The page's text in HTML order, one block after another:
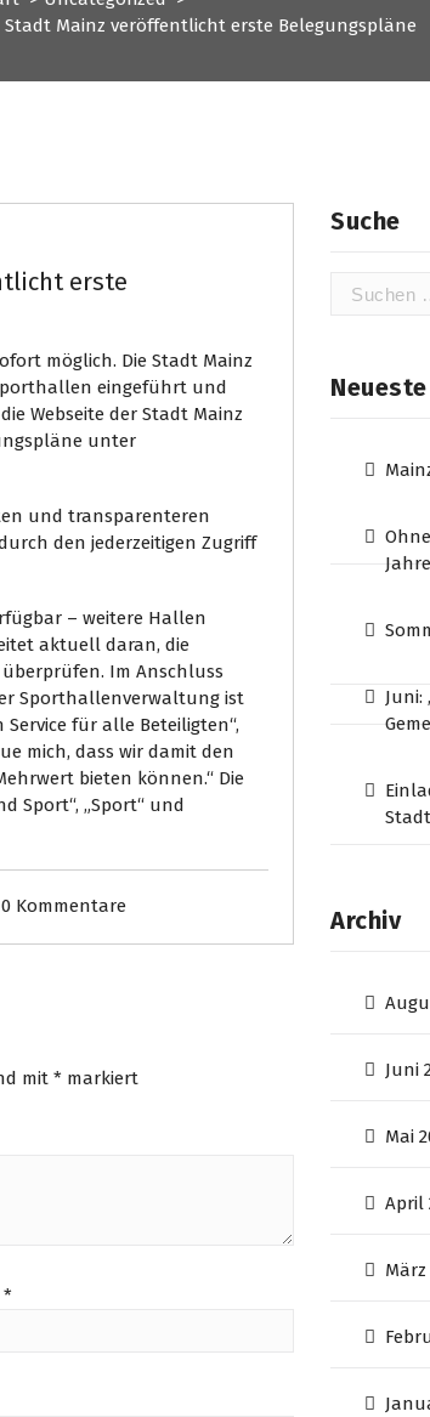
Mainz veröffentlicht erste Belegungspläne
erste
möglich. Die Stadt Mainz
eingeführt und
Webseite der Stadt Mainz
unter
und transparenteren
den jederzeitigen Zugriff
– weitere Hallen
aktuell daran, die
Im Anschluss
Sporthallenverwaltung ist
für alle Beteiligten“,
mich, dass wir damit den
bieten können.“ Die
Sport“, „Sport“ und
0 Kommentare
mit * markiert
*
Suche
Suchen
Juni:
Archiv
Juni
Mai
April
März